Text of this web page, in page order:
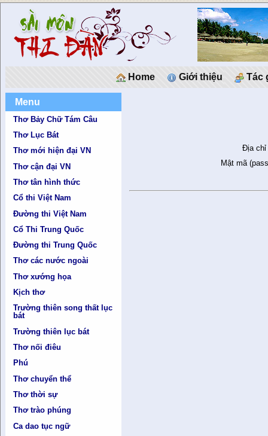
Home Giới thiệu Tác
Menu
Thơ Bảy Chữ Tám Câu
Thơ Lục Bát
Thơ mới hiện đại VN
Thơ cận đại VN
Thơ tân hình thức
Cổ thi Việt Nam
Đường thi Việt Nam
Cổ Thi Trung Quốc
Đường thi Trung Quốc
Thơ các nước ngoài
Thơ xướng họa
Kịch thơ
Trường thiên song thất lục
bát
Trường thiên lục bát
Thơ nối điêu
Phú
Thơ chuyển thể
Thơ thời sự
Thơ trào phúng
Ca dao tục ngữ
Địa chỉ
Mật mã